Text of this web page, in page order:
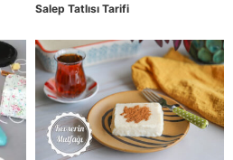
Salep Tatlısı Tarifi